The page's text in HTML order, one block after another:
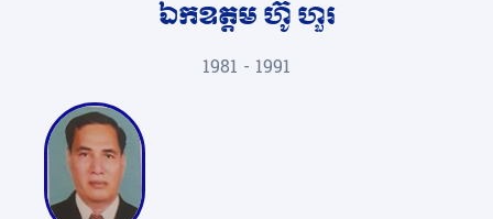
ឯកឧត្តម ហ៊ូ ហួរ
1981 - 1991